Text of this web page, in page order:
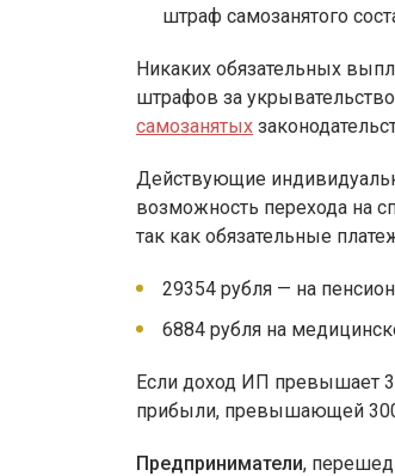
штраф самозанятого
Никаких обязательных
штрафов за
самозанятых
Действующие
возможность перехода на
так как обязательные
29354 рубля — на
6884 рубля на
Если доход ИП превышает
прибыли, превышающей
Предприниматели,